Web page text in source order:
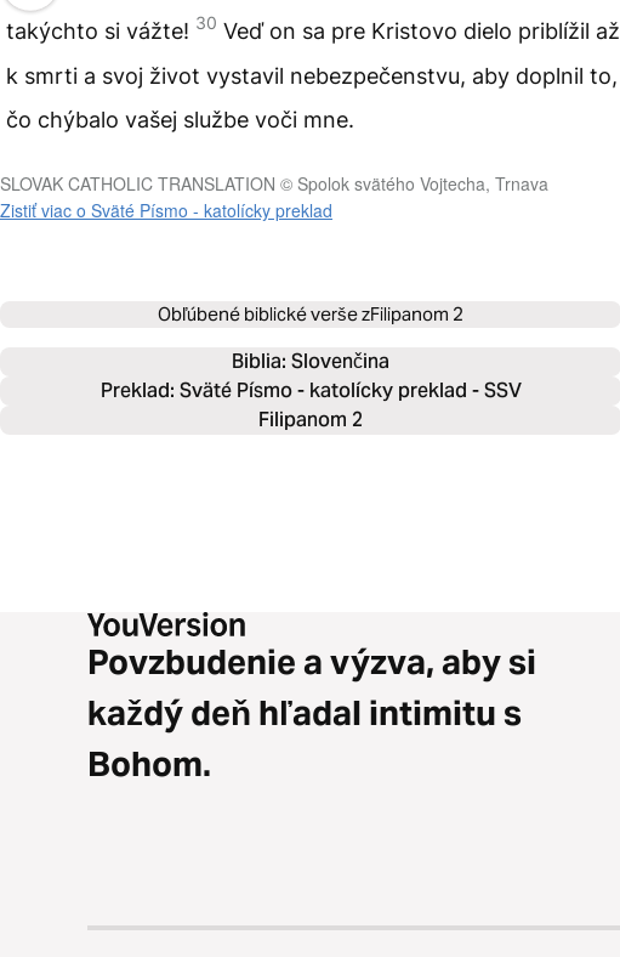
takýchto si vážte! 30 Veď on sa pre Kristovo dielo priblížil až
k smrti a svoj život vystavil nebezpečenstvu, aby doplnil to,
čo chýbalo vašej službe voči mne.
SLOVAK CATHOLIC TRANSLATION © Spolok svätého Vojtecha, Trnava
Zistiť viac o Sväté Písmo - katolícky preklad
Obľúbené biblické verše zFilipanom 2
Biblia: Slovenčina
Preklad: Sväté Písmo - katolícky preklad - SSV
Filipanom 2
Povzbudenie a výzva, aby si
každý deň hľadal intimitu s
Bohom.